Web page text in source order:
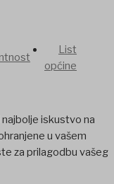
List
općine
iskustvo na
u vašem
za prilagodbu vašeg